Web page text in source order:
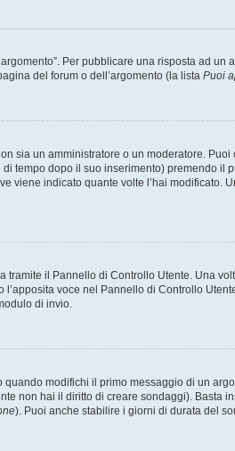
Per pubblicare una risposta ad
del forum o dell’argomento (la lista Puoi
sia un amministratore o un moderatore.
tempo dopo il suo inserimento) premendo il
viene indicato quante volte l’hai
il Pannello di Controllo Utente. Una
voce nel Pannello di Controllo
di invio.
modifichi il primo messaggio di un
non hai il diritto di creare sondaggi). Basta
). Puoi anche stabilire i giorni di durata del